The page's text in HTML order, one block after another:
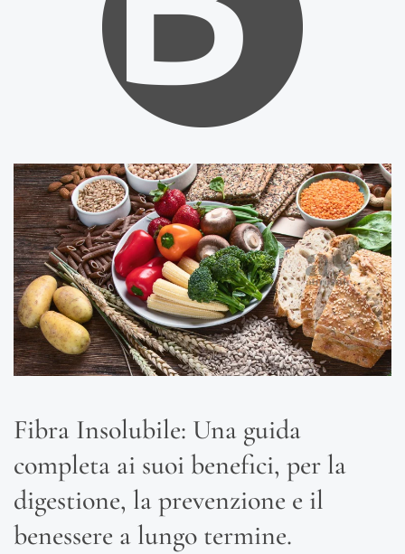
Fibra Insolubile: Una guida
completa ai suoi benefici, per la
digestione, la prevenzione e il
benessere a lungo termine.